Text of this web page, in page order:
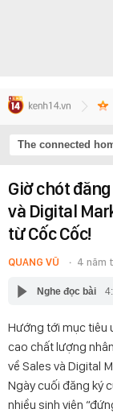
The connected
Giờ chót
và Digital
từ Cốc Cốc!
QUANG VŨ 4 năm
Nghe đọc bài
Hướng tới mục tiêu
cao chất lượng
về Sales và Digital
Ngày cuối đăng ký
nhiều sinh viên